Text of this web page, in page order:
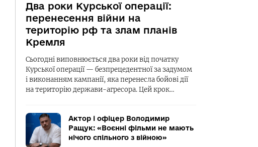
Два роки Курської операції:
перенесення війни на
територію рф та злам планів
Кремля
Сьогодні виповнюється два роки від початку
Курської операції — безпрецедентної за задумом
і виконанням кампанії, яка перенесла бойові дії
на територію держави-агресора. Цей крок…
Актор і офіцер Володимир
Ращук: «Воєнні фільми не мають
нічого спільного з війною»